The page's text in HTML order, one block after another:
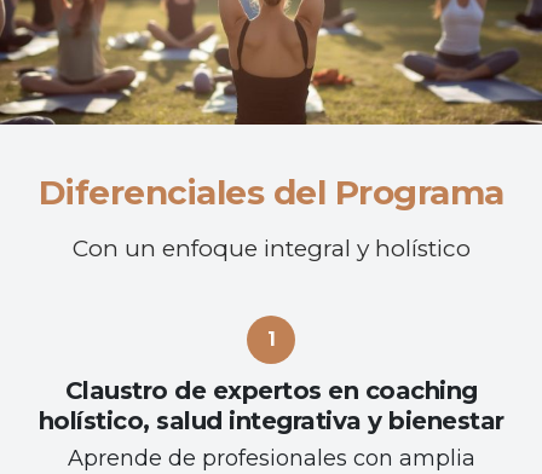
Diferenciales del Programa
Con un enfoque integral y holístico
Claustro de expertos en coaching
holístico, salud integrativa y bienestar
Aprende de profesionales con amplia